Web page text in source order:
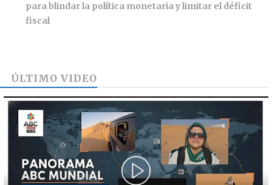
para blindar la política monetaria y limitar el déficit
fiscal
ÚLTIMO VIDEO